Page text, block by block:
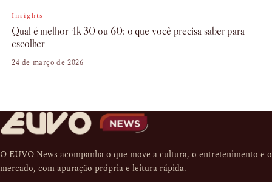
Insights
Qual é melhor 4k 30 ou 60: o que você precisa saber para
escolher
24 de março de 2026
O EUVO News acompanha o que move a cultura, o entretenimento e o
mercado, com apuração própria e leitura rápida.